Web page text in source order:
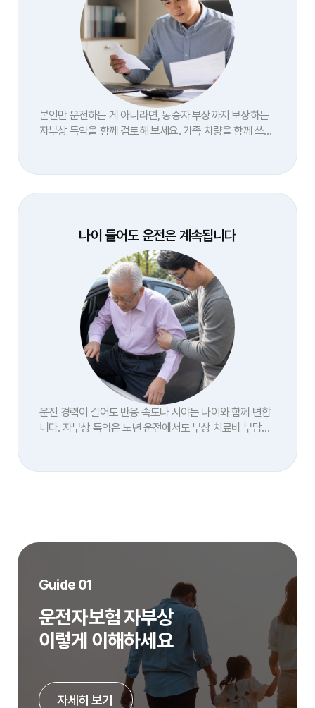
본인만 운전하는 게 아니라면, 동승자 부상까지 보장하는
자부상 특약을 함께 검토해 보세요. 가족 차량을 함께 쓰는
나이 들어도 운전은 계속됩니다
운전 경력이 길어도 반응 속도나 시야는 나이와 함께 변합
니다. 자부상 특약은 노년 운전에서도 부상 치료비 부담을
Guide 01
운전자보험 자부상
이렇게 이해하세요
자세히 보기